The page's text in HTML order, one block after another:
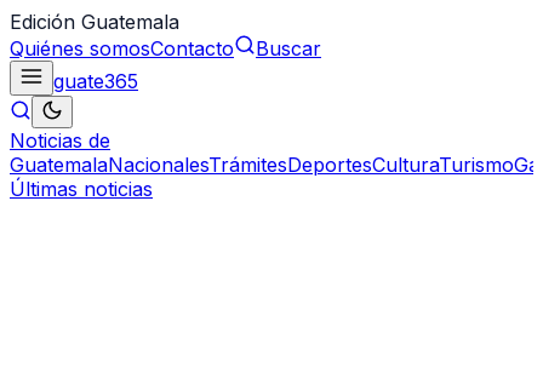
Edición Guatemala
Quiénes somosContacto
Buscar
guate365
Noticias de
GuatemalaNacionalesTrámitesDeportesCulturaTurismo
Últimas noticias